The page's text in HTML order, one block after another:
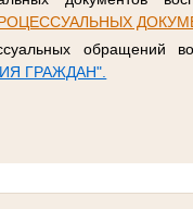
обращений
ГРАЖДАН".